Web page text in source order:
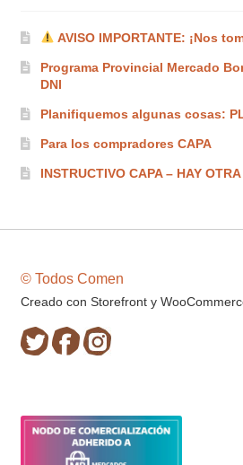
AVISO IMPORTANTE: ¡Nos
Programa Provincial Mercado
DNI
Planifiquemos algunas cosas:
Para los compradores CAPA
INSTRUCTIVO CAPA – HAY
© Todos Comen
Creado con Storefront y